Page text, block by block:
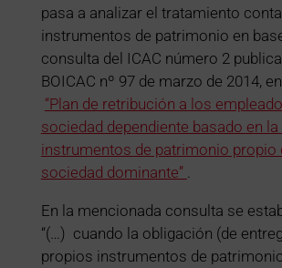
pasa a analizar el tratamiento
instrumentos de patrimonio en
consulta del ICAC número 2
BOICAC nº 97 de marzo de 2014,
“Plan de retribución a los
sociedad dependiente basado en la
instrumentos de patrimonio propio
sociedad dominante”
En la mencionada consulta se
“(…) cuando la obligación (de
propios instrumentos de